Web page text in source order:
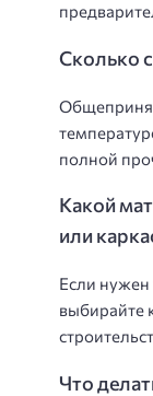
Сколько
полной
Какой
или
Если
выбирайте
Что